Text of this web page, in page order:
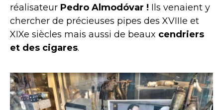
réalisateur Pedro Almodóvar ! Ils venaient y
chercher de précieuses pipes des XVIIIe et
XIXe siècles mais aussi de beaux cendriers
et des cigares.